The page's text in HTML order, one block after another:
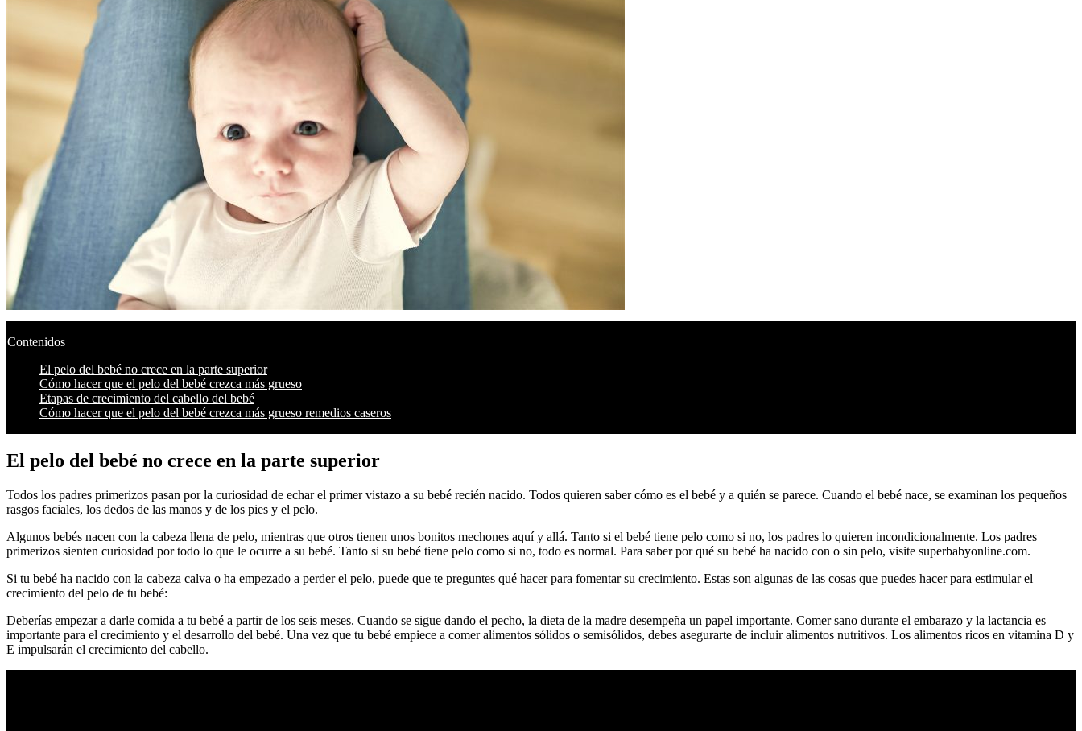
Contenidos
El pelo del bebé no crece en la parte superior
Cómo hacer que el pelo del bebé crezca más grueso
Etapas de crecimiento del cabello del bebé
Cómo hacer que el pelo del bebé crezca más grueso remedios caseros
El pelo del bebé no crece en la parte superior
Todos los padres primerizos pasan por la curiosidad de echar el primer vistazo a su bebé recién nacido. Todos quieren saber cómo es el bebé y a quién se parece. Cuando el bebé nace, se examinan los pequeños
rasgos faciales, los dedos de las manos y de los pies y el pelo.
Algunos bebés nacen con la cabeza llena de pelo, mientras que otros tienen unos bonitos mechones aquí y allá. Tanto si el bebé tiene pelo como si no, los padres lo quieren incondicionalmente. Los padres
primerizos sienten curiosidad por todo lo que le ocurre a su bebé. Tanto si su bebé tiene pelo como si no, todo es normal. Para saber por qué su bebé ha nacido con o sin pelo, visite superbabyonline.com.
Si tu bebé ha nacido con la cabeza calva o ha empezado a perder el pelo, puede que te preguntes qué hacer para fomentar su crecimiento. Estas son algunas de las cosas que puedes hacer para estimular el
crecimiento del pelo de tu bebé:
Deberías empezar a darle comida a tu bebé a partir de los seis meses. Cuando se sigue dando el pecho, la dieta de la madre desempeña un papel importante. Comer sano durante el embarazo y la lactancia es
importante para el crecimiento y el desarrollo del bebé. Una vez que tu bebé empiece a comer alimentos sólidos o semisólidos, debes asegurarte de incluir alimentos nutritivos. Los alimentos ricos en vitamina D y
E impulsarán el crecimiento del cabello.